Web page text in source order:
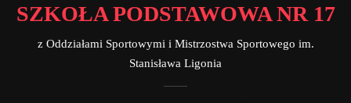
SZKOŁA PODSTAWOWA NR 17
z Oddziałami Sportowymi i Mistrzostwa Sportowego im.
Stanisława Ligonia